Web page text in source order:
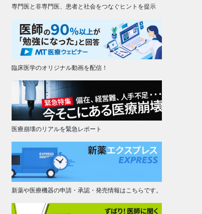
専門医と非専門医、患者と社会をつなぐヒントを提示
臨床医学のオリジナル動画を配信！
医療崩壊のリアルを緊急レポート
新薬や医療機器の申請・承認・発売情報はこちらです。